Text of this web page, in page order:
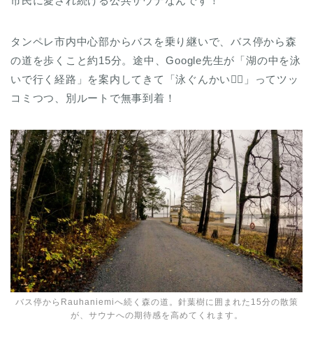
タンペレ市内中心部からバスを乗り継いで、バス停から森
の道を歩くこと約15分。途中、Google先生が「湖の中を泳
いで行く経路」を案内してきて「泳ぐんかい🏊‍♂️」ってツッ
コミつつ、別ルートで無事到着！
バス停からRauhaniemiへ続く森の道。針葉樹に囲まれた15分の散策
が、サウナへの期待感を高めてくれます。